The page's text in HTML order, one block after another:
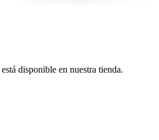
disponible en nuestra tienda.